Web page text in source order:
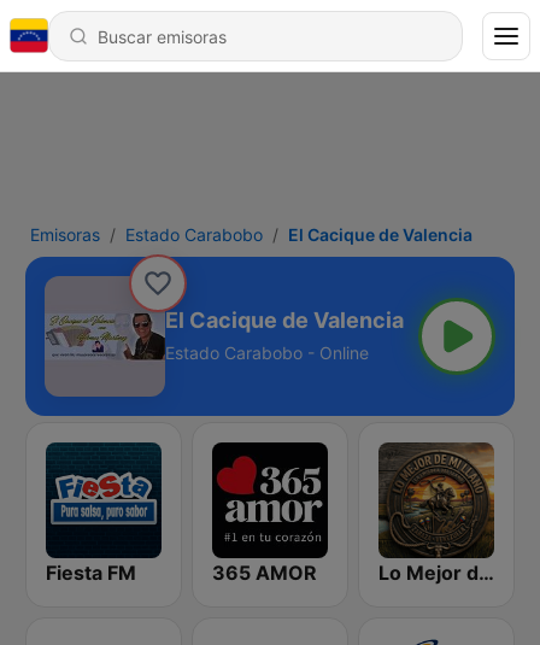
Emisoras Estado Carabobo El Cacique de Valencia
El Cacique de Valencia
Estado Carabobo - Online
Fiesta FM 365 AMOR Lo Mejor de Mi Llano